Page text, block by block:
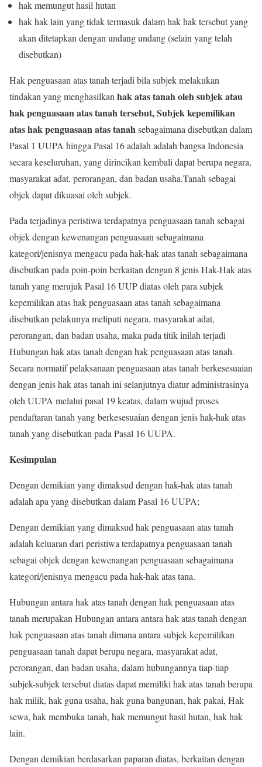
hak memungut hasil hutan
hak hak lain yang tidak termasuk dalam hak hak tersebut yang
akan ditetapkan dengan undang undang (selain yang telah
disebutkan)
Hak penguasaan atas tanah terjadi bila subjek melakukan
tindakan yang menghasilkanhak atas tanah oleh subjek atau
hak penguasaan atas tanah tersebut, Subjek kepemilikan
atas hak penguasaan atas tanahsebagaimana disebutkan dalam
Pasal 1 UUPA hingga Pasal 16 adalah adalah bangsa Indonesia
secara keseluruhan, yang dirincikan kembali dapat berupa negara,
masyarakat adat, perorangan, dan badan usaha.Tanah sebagai
objek dapat dikuasai oleh subjek.
Pada terjadinya peristiwa terdapatnya penguasaan tanah sebagai
objek dengan kewenangan penguasaan sebagaimana
kategori/jenisnya mengacu pada hak-hak atas tanah sebagaimana
disebutkan pada poin-poin berkaitan dengan 8 jenis Hak-Hak atas
tanah yang merujuk Pasal 16 UUP diatas oleh para subjek
kepemilikan atas hak penguasaan atas tanah sebagaimana
disebutkan pelakunya meliputi negara, masyarakat adat,
perorangan, dan badan usaha, maka pada titik inilah terjadi
Hubungan hak atas tanah dengan hak penguasaan atas tanah.
Secara normatif pelaksanaan penguasaan atas tanah berkesesuaian
dengan jenis hak atas tanah ini selanjutnya diatur administrasinya
oleh UUPA melalui pasal 19 keatas, dalam wujud proses
pendaftaran tanah yang berkesesuaian dengan jenis hak-hak atas
tanah yang disebutkan pada Pasal 16 UUPA.
Kesimpulan
Dengan demikian yang dimaksud dengan hak-hak atas tanah
adalah apa yang disebutkan dalam Pasal 16 UUPA;
Dengan demikian yang dimaksud hak penguasaan atas tanah
adalah keluaran dari peristiwa terdapatnya penguasaan tanah
sebagai objek dengan kewenangan penguasaan sebagaimana
kategori/jenisnya mengacu pada hak-hak atas tana.
Hubungan antara hak atas tanah dengan hak penguasaan atas
tanah merupakan Hubungan antara antara hak atas tanah dengan
hak penguasaan atas tanah dimana antara subjek kepemilikan
penguasaan tanah dapat berupa negara, masyarakat adat,
perorangan, dan badan usaha, dalam hubungannya tiap-tiap
subjek-subjek tersebut diatas dapat memiliki hak atas tanah berupa
hak milik, hak guna usaha, hak guna bangunan, hak pakai, Hak
sewa, hak membuka tanah, hak memungut hasil hutan, hak hak
lain.
Dengan demikian berdasarkan paparan diatas, berkaitan dengan